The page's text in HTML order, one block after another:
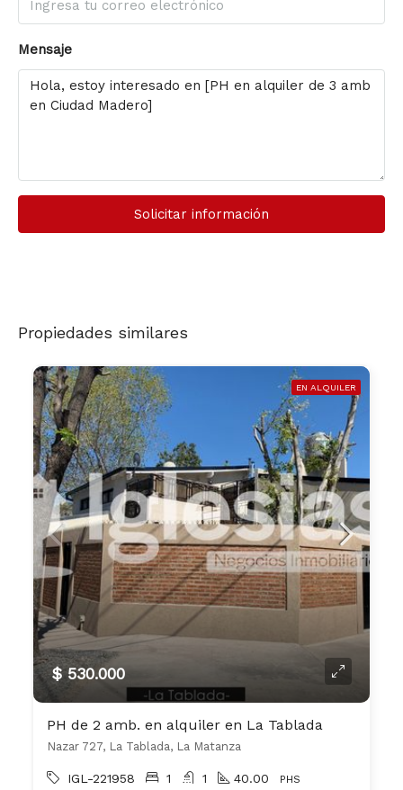
Mensaje
Solicitar información
Propiedades similares
EN ALQUILER
$ 530.000
PH de 2 amb. en alquiler en La Tablada
Nazar 727, La Tablada, La Matanza
IGL-221958 1 1 40.00 PHS